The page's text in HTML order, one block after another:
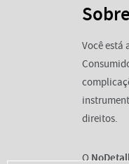
Você está
direitos.
O